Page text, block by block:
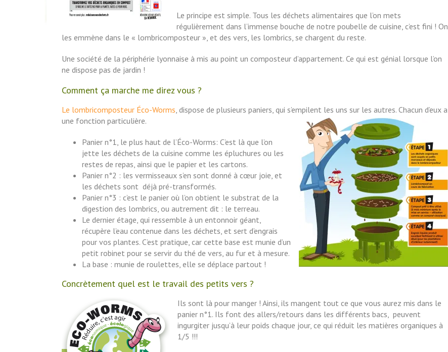
Le principe est simple. Tous les déchets alimentaires que l’on mets
régulièrement dans l’immense bouche de notre poubelle de cuisine, c’est fini ! On
les emmène dans le « lombricomposteur », et des vers, les lombrics, se chargent du reste.
Une société de la périphérie lyonnaise à mis au point un composteur d’appartement. Ce qui est génial lorsque l’on
ne dispose pas de jardin !
Comment ça marche me direz vous ?
Le lombricomposteur Éco-Worms, dispose de plusieurs paniers, qui s’empilent les uns sur les autres. Chacun d’eux a
une fonction particulière.
Panier n°1, le plus haut de l’Éco-Worms: C’est là que l’on
jette les déchets de la cuisine comme les épluchures ou les
restes de repas, ainsi que le papier et les cartons.
Panier n°2 : les vermisseaux s’en sont donné à cœur joie, et
les déchets sont déjà pré-transformés.
Panier n°3 : c’est le panier où l’on obtient le substrat de la
digestion des lombrics, ou autrement dit : le terreau.
Le dernier étage, qui ressemble à un entonnoir géant,
récupère l’eau contenue dans les déchets, et sert d’engrais
pour vos plantes. C’est pratique, car cette base est munie d’un
petit robinet pour se servir du thé de vers, au fur et à mesure.
La base : munie de roulettes, elle se déplace partout !
Concrètement quel est le travail des petits vers ?
Ils sont là pour manger ! Ainsi, ils mangent tout ce que vous aurez mis dans le
panier n°1. Ils font des allers/retours dans les différents bacs, peuvent
ingurgiter jusqu’à leur poids chaque jour, ce qui réduit les matières organiques à
1/5 !!!